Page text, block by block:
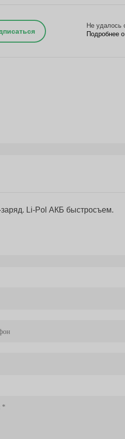
Не удалось
Подробнее
Li-Pol АКБ быстросъем.